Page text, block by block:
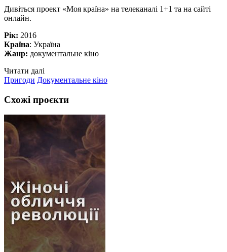
Дивіться проект «Моя країна» на телеканалі 1+1 та на сайті
онлайн.
Рік: 2016
Країна: Україна
Жанр: документальне кіно
Читати далі
Пригоди Документальне кіно
Схожі проєкти